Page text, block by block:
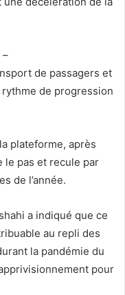
–
de passagers et
de progression
plateforme, après
le pas et recule par
de l’année.
a indiqué que ce
au repli des
la pandémie du
pour